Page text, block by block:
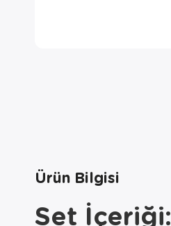
Ürün Bilgisi
Set İçeriği: